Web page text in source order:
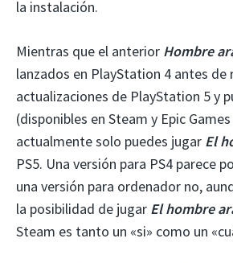
la instalación.
Mientras que el anterior Hombre
lanzados en PlayStation 4 antes de
actualizaciones de PlayStation 5 y
(disponibles en Steam y Epic
actualmente solo puedes jugar El
PS5. Una versión para PS4 parece
una versión para ordenador no,
la posibilidad de jugar El hombre
Steam es tanto un «si» como un